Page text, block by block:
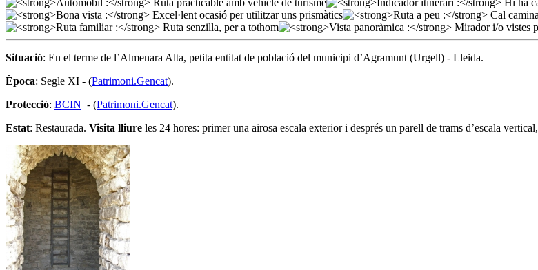
Situació: En el terme de l’Almenara Alta, petita entitat de població del municipi d’Agramunt (Urgell) - Lleida.
Època: Segle XI - (Patrimoni.Gencat).
Protecció: BCIN - (Patrimoni.Gencat).
Estat: Restaurada. Visita lliure les 24 hores: primer una airosa escala exterior i després un parell de trams d’escala vertical,